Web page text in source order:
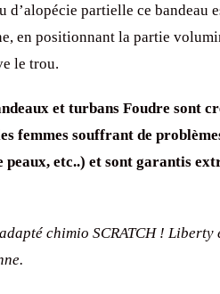
d’alopécie partielle ce bandeau
en positionnant la partie
le trou.
et turbans Foudre sont
femmes souffrant de
peaux, etc..) et sont garantis
chimio SCRATCH !